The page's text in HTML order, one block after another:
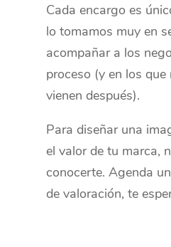
Cada encargo es
lo tomamos muy en
acompañar a los
proceso (y en los que
vienen después).
Para diseñar una
el valor de tu marca,
conocerte. Agenda
de valoración, te